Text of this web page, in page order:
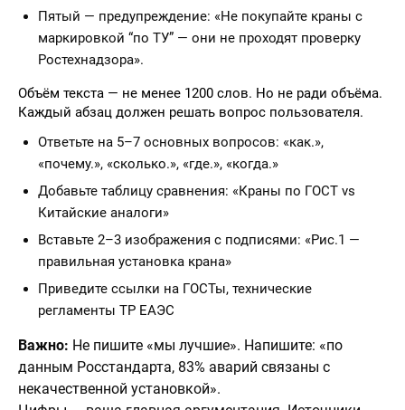
Пятый — предупреждение: «Не покупайте краны с
маркировкой “по ТУ” — они не проходят проверку
Ростехнадзора».
Объём текста — не менее 1200 слов. Но не ради объёма.
Каждый абзац должен решать вопрос пользователя.
Ответьте на 5–7 основных вопросов: «как.»,
«почему.», «сколько.», «где.», «когда.»
Добавьте таблицу сравнения: «Краны по ГОСТ vs
Китайские аналоги»
Вставьте 2–3 изображения с подписями: «Рис.1 —
правильная установка крана»
Приведите ссылки на ГОСТы, технические
регламенты ТР ЕАЭС
Важно: Не пишите «мы лучшие». Напишите: «по
данным Росстандарта, 83% аварий связаны с
некачественной установкой».